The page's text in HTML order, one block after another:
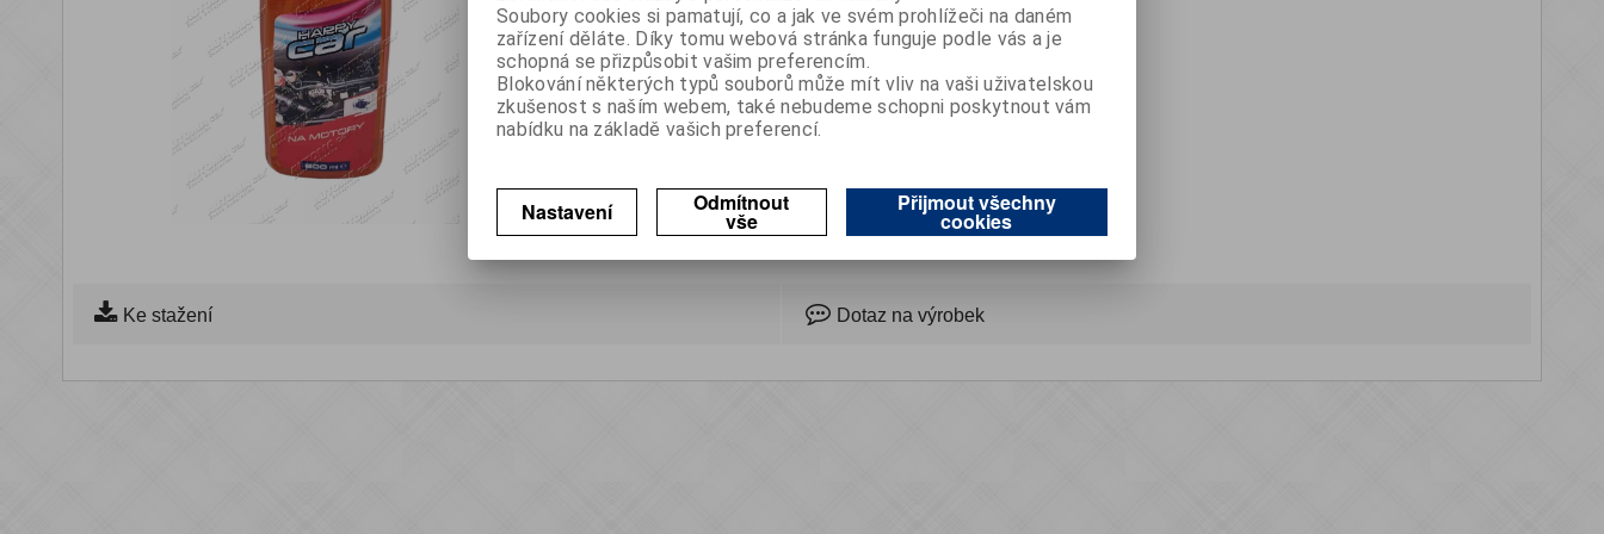

ks Koupit
SKLADEM (5 ks)
Porovnat Přidat do oblíbených
Ke stažení Dotaz na výrobek
Soubory cookies si pamatují, co a jak ve svém prohlížeči na daném
zařízení děláte. Díky tomu webová stránka funguje podle vás a je
schopná se přizpůsobit vašim preferencím.
Blokování některých typů souborů může mít vliv na vaši uživatelskou
zkušenost s naším webem, také nebudeme schopni poskytnout vám
nabídku na základě vašich preferencí.
Nastavení Odmítnout
vše
Přijmout všechny
cookies